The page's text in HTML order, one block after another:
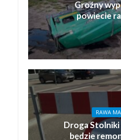
Groźny
powiecie
RAWA
Droga Stolniki
będzie